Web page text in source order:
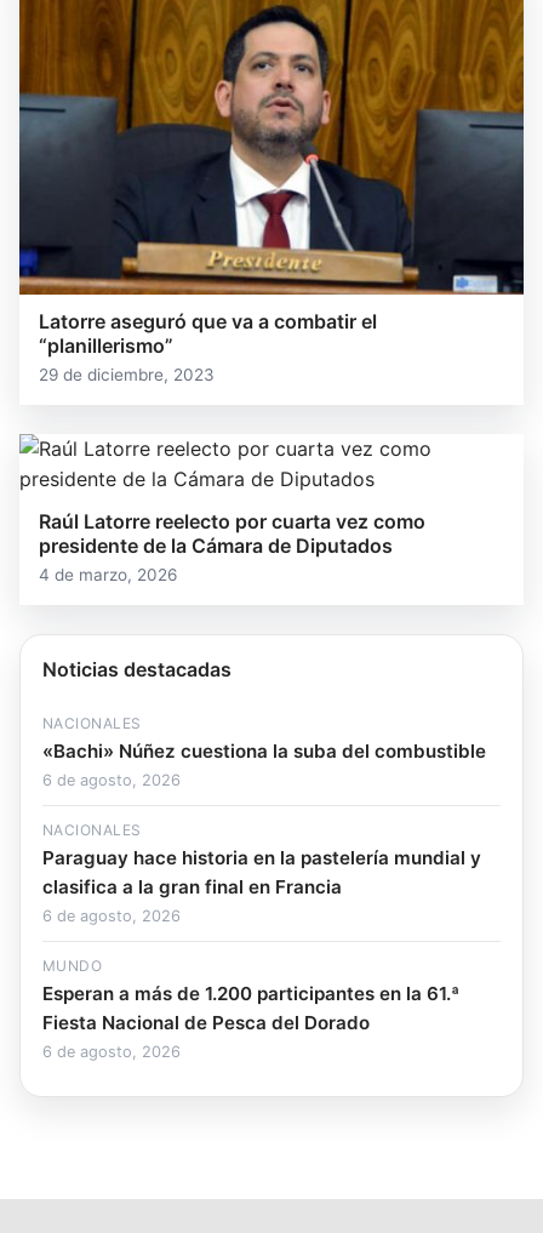
Latorre aseguró que va a combatir el
“planillerismo”
29 de diciembre, 2023
Raúl Latorre reelecto por cuarta vez como
presidente de la Cámara de Diputados
4 de marzo, 2026
Noticias destacadas
NACIONALES
«Bachi» Núñez cuestiona la suba del combustible
6 de agosto, 2026
NACIONALES
Paraguay hace historia en la pastelería mundial y
clasifica a la gran final en Francia
6 de agosto, 2026
MUNDO
Esperan a más de 1.200 participantes en la 61.ª
Fiesta Nacional de Pesca del Dorado
6 de agosto, 2026